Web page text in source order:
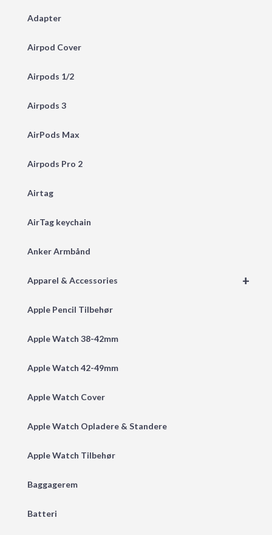
Adapter
Airpod Cover
Airpods 1/2
Airpods 3
AirPods Max
Airpods Pro 2
Airtag
AirTag keychain
Anker Armbånd
+
Apparel & Accessories
Apple Pencil Tilbehør
Apple Watch 38-42mm
Apple Watch 42-49mm
Apple Watch Cover
Apple Watch Opladere & Standere
Apple Watch Tilbehør
Baggagerem
Batteri